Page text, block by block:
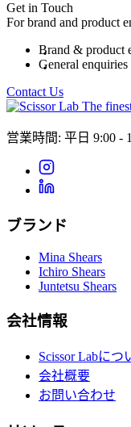
Get in Touch
For brand and product
Brand & product
General enquiries
Contact Us
The
営業時間: 平日 9:00 -
ブランド
Mina Shears
Ichiro Shears
Juntetsu Shears
会社情報
Scissor Labにつ
会社概要
お問い合わせ